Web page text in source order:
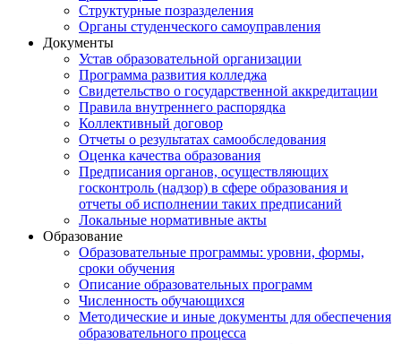
Структурные позразделения
Органы студенческого самоуправления
Документы
Устав образовательной организации
Программа развития колледжа
Свидетельство о государственной аккредитации
Правила внутреннего распорядка
Коллективный договор
Отчеты о результатах самообследования
Оценка качества образования
Предписания органов, осуществляющих
госконтроль (надзор) в сфере образования и
отчеты об исполнении таких предписаний
Локальные нормативные акты
Образование
Образовательные программы: уровни, формы,
сроки обучения
Описание образовательных программ
Численность обучающихся
Методические и иные документы для обеспечения
образовательного процесса